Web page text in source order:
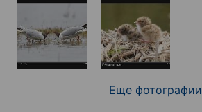
Еще фотографии